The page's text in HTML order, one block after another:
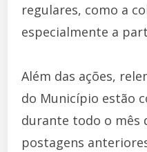
regulares, como a
especialmente a
Além das ações,
do Município estão
durante todo o mês
postagens